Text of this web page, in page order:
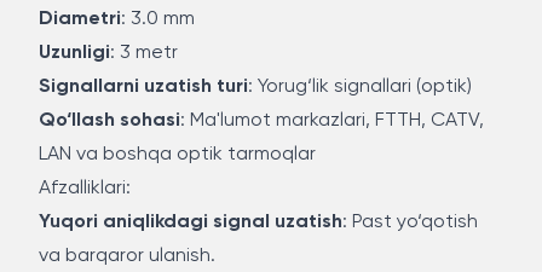
Diametri: 3.0 mm
Uzunligi: 3 metr
Signallarni uzatish turi: Yorug‘lik signallari (optik)
Qo‘llash sohasi: Ma'lumot markazlari, FTTH, CATV,
LAN va boshqa optik tarmoqlar
Afzalliklari:
Yuqori aniqlikdagi signal uzatish: Past yo‘qotish
va barqaror ulanish.